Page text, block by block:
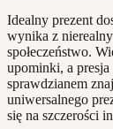
Idealny prezent
wynika z
społeczeństwo.
upominki, a
sprawdzianem
uniwersalnego
się na szczerości